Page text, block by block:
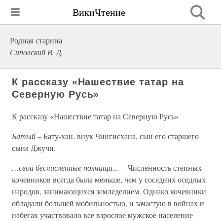
ВикиЧтение
Родная старина
Сиповский В. Д.
К рассказу «Нашествие татар на
Северную Русь»
К рассказу «Нашествие татар на Северную Русь»
Батый– Бату-хан, внук Чингисхана, сын его старшего
сына Джучи.
…свои бесчисленные полчища… – Численность степных
кочевников всегда была меньше, чем у соседних оседлых
народов, занимающихся земледелием. Однако кочевники
обладали большей мобильностью, и зачастую в войнах и
набегах участвовало все взрослое мужское население